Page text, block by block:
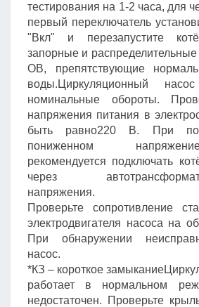
тестирования на 1-2 часа, для
первый переключатель
"Вкл" и перезапустите
запорные и
ОВ, препятствующие
воды.Циркуляционный
номинальные обороты.
напряжения питания в
быть равно220 В. При
пониженном
рекомендуется подключать
через
напряжения.
Проверьте сопротивление
электродвигателя насоса на
При обнаружении
насос.
*КЗ – короткое
работает в нормальном
недостаточен. Проверьте